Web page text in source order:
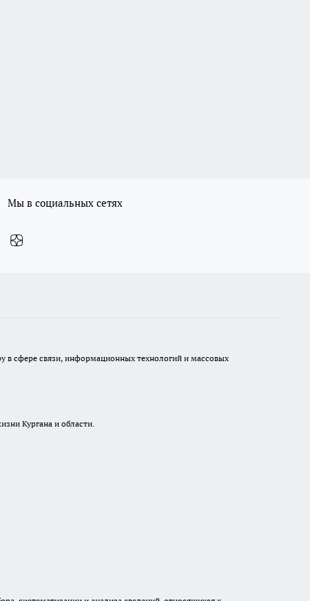
Мы в социальных сетях
в сфере связи, информационных технологий и массовых
Кургана и области.